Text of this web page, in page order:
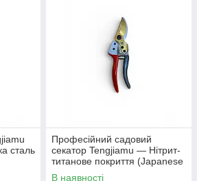
від корозії та налипання соку
ідеально легкий зріз.
сталь
Професійний садовий
секатор Tengjiamu — Нітрит-
титанове покриття (Japanese
Steel)
В наявності